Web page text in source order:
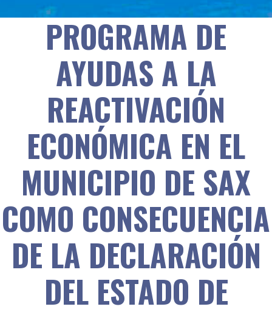
PROGRAMA DE
AYUDAS A LA
REACTIVACIÓN
ECONÓMICA EN EL
MUNICIPIO DE SAX
COMO CONSECUENCIA
DE LA DECLARACIÓN
DEL ESTADO DE